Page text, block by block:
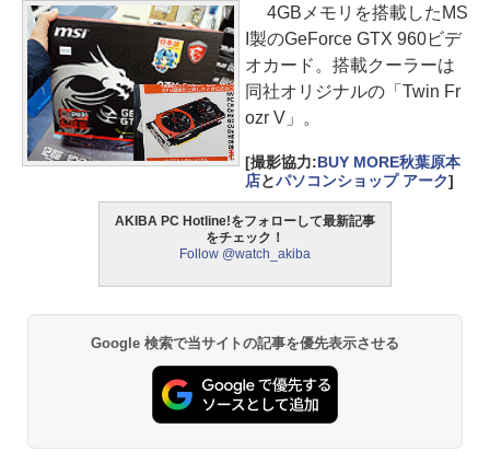
4GBメモリを搭載したMS
I製のGeForce GTX 960ビデ
オカード。搭載クーラーは
同社オリジナルの「Twin Fr
ozr V」。
[撮影協力:BUY MORE秋葉原本
店とパソコンショップ アーク]
AKIBA PC Hotline!をフォローして最新記事
をチェック！
Follow @watch_akiba
Google 検索で当サイトの記事を優先表示させる